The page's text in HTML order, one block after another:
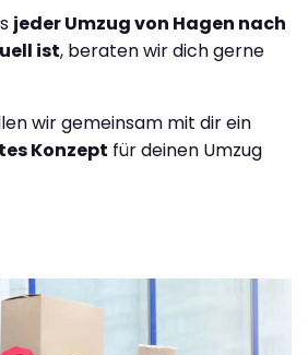
jeder Umzug von Hagen nach
ist, beraten wir dich gerne
wir gemeinsam mit dir ein
Konzept für deinen Umzug